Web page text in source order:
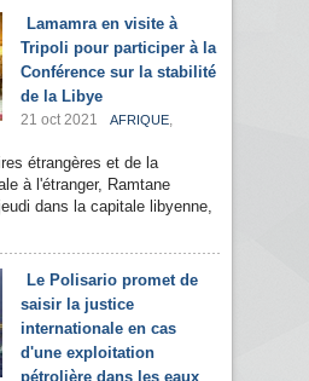
Lamamra en visite à
Tripoli pour participer à la
Conférence sur la stabilité
de la Libye
21 oct 2021 AFRIQUE,
étrangères et de la
à l'étranger, Ramtane
dans la capitale libyenne,
Le Polisario promet de
saisir la justice
internationale en cas
d'une exploitation
pétrolière dans les eaux